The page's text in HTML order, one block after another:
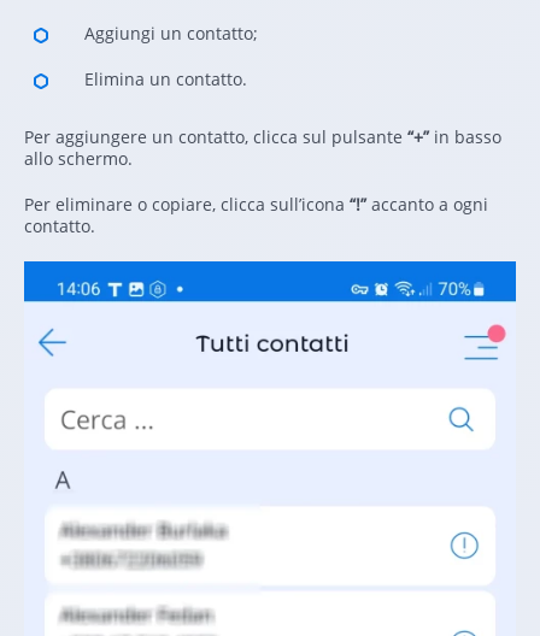
Aggiungi un contatto;
Elimina un contatto.
Per aggiungere un contatto, clicca sul pulsante “+” in basso
allo schermo.
Per eliminare o copiare, clicca sull’icona “!” accanto a ogni
contatto.